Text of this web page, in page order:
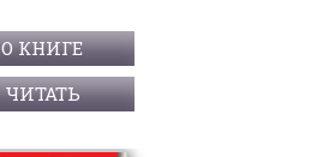
О КНИГЕ
ЧИТАТЬ